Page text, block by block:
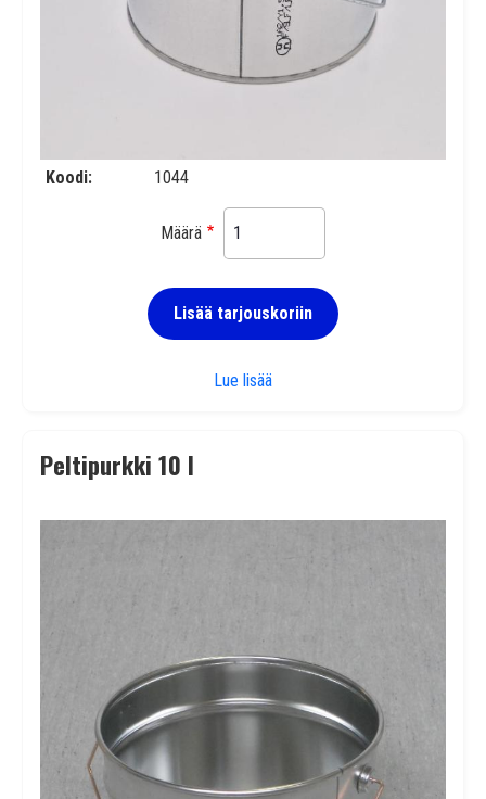
Koodi 1044
Määrä
Lisää tarjouskoriin
Lue lisää
Peltipurkki 10 l